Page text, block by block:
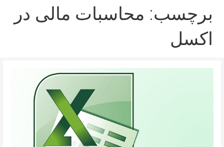
برچسب: محاسبات مالی در
اکسل